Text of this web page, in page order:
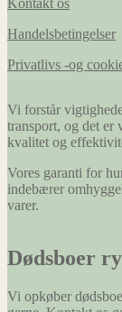
Handelsbetingelser
Privatlivs -og
Vi forstår
transport, og det er
kvalitet og
Vores garanti for
indebærer
varer.
Dødsboer
Vi opkøber